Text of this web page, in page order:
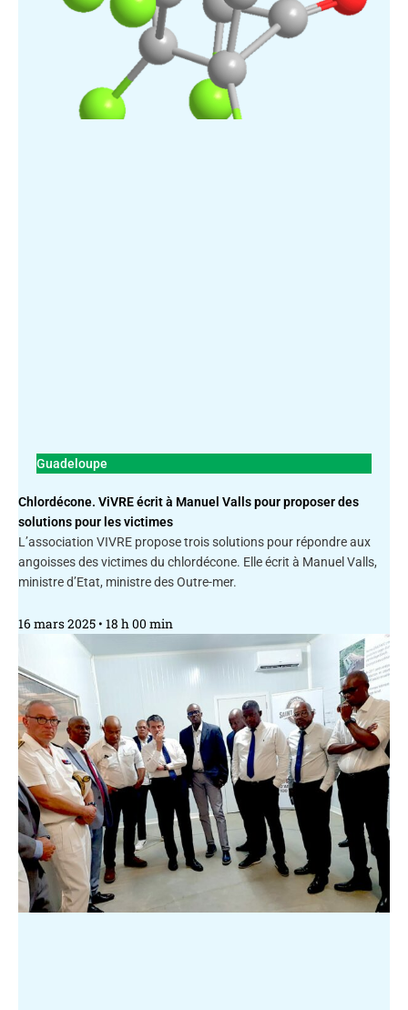
Guadeloupe
Chlordécone. ViVRE écrit à Manuel Valls pour proposer des
solutions pour les victimes
L’association VIVRE propose trois solutions pour répondre aux
angoisses des victimes du chlordécone. Elle écrit à Manuel Valls,
ministre d’Etat, ministre des Outre-mer.
16 mars 2025 18 h 00 min